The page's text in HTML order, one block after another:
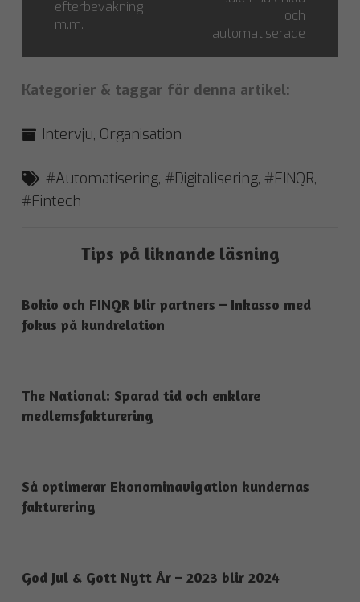
efterbevakning
m.m.
och
automatiserade
Kategorier & taggar för denna artikel:
Intervju, Organisation
#Automatisering,#Digitalisering,#FINQR,
#Fintech
Tips på liknande läsning
Bokio och FINQR blir partners – Inkasso med
fokus på kundrelation
The National: Sparad tid och enklare
medlemsfakturering
Så optimerar Ekonominavigation kundernas
fakturering
God Jul & Gott Nytt År – 2023 blir 2024